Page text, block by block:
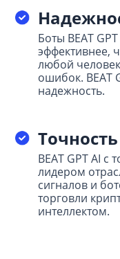
Боты BEAT
эффективнее,
любой
ошибок. BEAT
надежность.
Точность
BEAT GPT AI с
лидером
сигналов и
торговли
интеллектом.